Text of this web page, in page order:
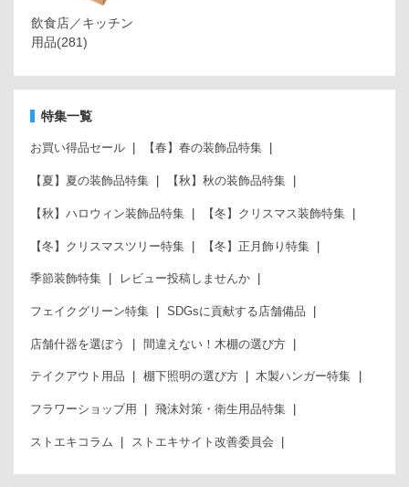
飲食店／キッチン
用品(281)
特集一覧
お買い得品セール 【春】春の装飾品特集
【夏】夏の装飾品特集 【秋】秋の装飾品特集
【秋】ハロウィン装飾品特集 【冬】クリスマス装飾特集
【冬】クリスマスツリー特集 【冬】正月飾り特集
季節装飾特集 レビュー投稿しませんか
フェイクグリーン特集 SDGsに貢献する店舗備品
店舗什器を選ぼう 間違えない！木棚の選び方
テイクアウト用品 棚下照明の選び方 木製ハンガー特集
フラワーショップ用 飛沫対策・衛生用品特集
ストエキコラム ストエキサイト改善委員会